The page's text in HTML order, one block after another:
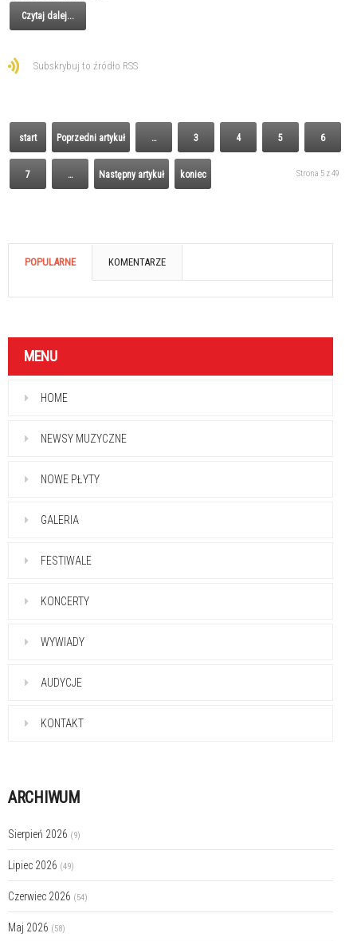
Czytaj dalej...
Subskrybuj to źródło RSS
start Poprzedni artykuł … 3 4 5 6
7 … Następny artykuł koniec Strona 5 z 49
POPULARNE KOMENTARZE
MENU
HOME
NEWSY MUZYCZNE
NOWE PŁYTY
GALERIA
FESTIWALE
KONCERTY
WYWIADY
AUDYCJE
KONTAKT
ARCHIWUM
Sierpień 2026 (9)
Lipiec 2026 (49)
Czerwiec 2026 (54)
Maj 2026 (58)